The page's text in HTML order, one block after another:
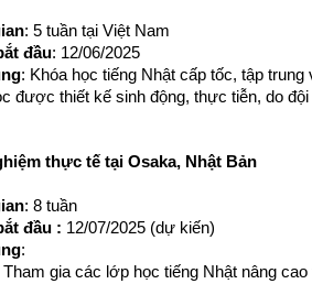
: 5 tuần tại Việt Nam
đầu: 12/06/2025
: Khóa học tiếng Nhật cấp tốc, tập
được thiết kế sinh động, thực tiễn, do
thực tế tại Osaka, Nhật Bản
: 8 tuần
đầu : 12/07/2025 (dự kiến)
:
Tham gia các lớp học tiếng Nhật nâng